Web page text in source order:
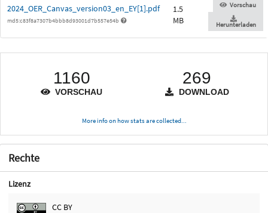
2024_OER_Canvas_version03_en_EY[1].pdf
md5:c83f8a7307b4bbb8d93001d7b557e54b
1.5
MB
Vorschau
Herunterladen
1160
VORSCHAU
269
DOWNLOAD
More info on how stats are collected...
Rechte
Lizenz
CC BY